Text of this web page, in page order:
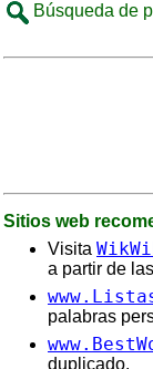
Búsqueda de
Sitios web
Visita
a partir de
palabras
duplicado.